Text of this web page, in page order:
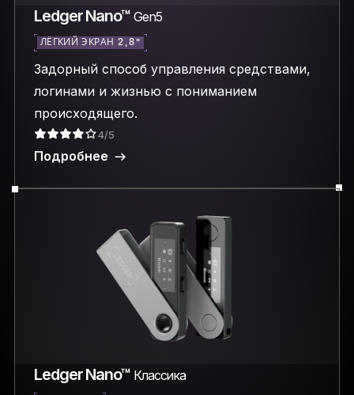
Ledger Nano™ Gen5
ЛЁГКИЙ ЭКРАН 2,8″
Задорный способ управления средствами,
логинами и жизнью с пониманием
происходящего.
4/5
Подробнее
Ledger Nano™ Классика